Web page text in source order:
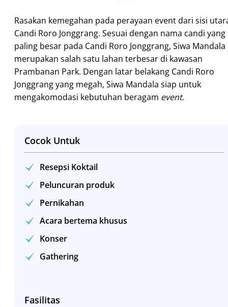
Rasakan kemegahan pada perayaan event dari sisi
Candi Roro Jonggrang. Sesuai dengan nama candi yang
paling besar pada Candi Roro Jonggrang, Siwa Mandala
merupakan salah satu lahan terbesar di kawasan
Prambanan Park. Dengan latar belakang Candi Roro
Jonggrang yang megah, Siwa Mandala siap untuk
mengakomodasi kebutuhan beragam event.
Cocok Untuk
Resepsi Koktail
Peluncuran produk
Pernikahan
Acara bertema khusus
Konser
Gathering
Fasilitas